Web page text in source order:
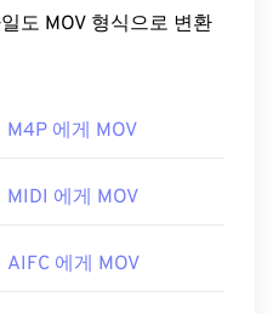
니다. 또한 대부분의 휴
3GA 파일이 열립니다.
,MPlayer 등이 있습니다.
시 열어 보세요.
하나는 동영상 "아톰"과
하여 파일의 고도로 세
여나요?
QuickTime으로 열립니다.
버전은 이 플레이어에
으로 MOV 파일을 열
변환
M4P 에게 MOV
MIDI 에게 MOV
AIFC 에게 MOV